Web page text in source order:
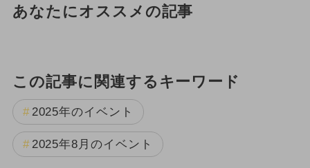
あなたにオススメの記事
この記事に関連するキーワード
2025年のイベント
2025年8月のイベント